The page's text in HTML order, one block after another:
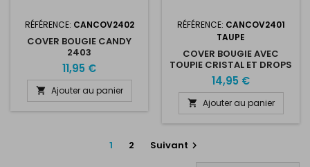
RÉFÉRENCE: CANCOV2402
COVER BOUGIE CANDY
2403
11,95 €
 Ajouter au panier
RÉFÉRENCE: CANCOV2401
TAUPE
COVER BOUGIE AVEC
TOUPIE CRISTAL ET DROPS
EN TAUPE
14,95 €
 Ajouter au panier
1 2 Suivant 